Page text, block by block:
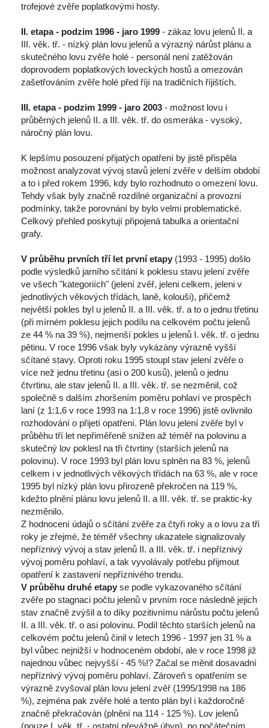
trofejové zvěře poplatkovými hosty.
II. etapa - podzim 1996 - jaro 1999 - zákaz lovu jelenů II. a
III. věk. tř. - nízký plán lovu jelenů a výrazný nárůst plánu a
kutečného lovu zvěře holé - personál není zatěžován
doprovodem poplatkových loveckých hostů a omezován
zašetřováním zvěře holé před říjí na tradičních říjištích.
III. etapa - podzim 1999 - jaro 2003 - možnost lovu i
průběrných jelenů II. a III. věk. tř. do osmeráka - vysoký,
náročný plán lovu.
K lepšímu posouzení přijatých opatření by jistě přispěla
možnost analyzovat vývoj stavů jelení zvěře v delším období
a to i před rokem 1996, kdy bylo rozhodnuto o omezení lovu.
Tehdy však byly značně rozdílné organizační a provozní
podmínky, takže porovnání by bylo velmi problematické.
Celkový přehled poskytují připojená tabulka a orientační
grafy.
V průběhu prvních tří let první etapy (1993 - 1995) došlo
podle výsledků jarního sčítání k poklesu stavu jelení zvěře
ve všech "kategoriích" (jelení zvěř, jeleni celkem, jeleni v
jednotlivých věkových třídách, laně, kolouši), přičemž
největší pokles byl u jelenů II. a III. věk. tř. a to o jednu třetinu
(při mírném poklesu jejich podílu na celkovém počtu jelenů
ze 44 % na 39 %), nejmenší pokles u jelenů I. věk. tř. o jednu
pětinu. V roce 1996 však byly vykázány výrazně vyšší
čítané stavy. Oproti roku 1995 stoupl stav jelení zvěře o
více než jednu třetinu (asi o 200 kusů), jelenů o jednu
čtvrtinu, ale stav jelenů II. a III. věk. tř. se nezměnil, což
polečně s dalším zhoršením poměru pohlaví ve prospěch
laní (z 1:1,6 v roce 1993 na 1:1,8 v roce 1996) jistě ovlivnilo
rozhodování o přijetí opatření. Plán lovu jelení zvěře byl v
průběhu tří let nepřiměřeně snížen až téměř na polovinu a
kutečný lov poklesl na tři čtvrtiny (starších jelenů na
polovinu). V roce 1993 byl plán lovu splněn na 83 %, jelenů
celkem i v jednotlivých věkových třídách na 63 %, ale v roce
1995 byl nízký plán lovu přirozeně překročen na 119 %,
kdežto plnění plánu lovu jelenů II. a III. věk. tř. se praktic-ky
nezměnilo.
Z hodnocení údajů o sčítání zvěře za čtyři roky a o lovu za tři
roky je zřejmé, že téměř všechny ukazatele signalizovaly
nepříznivý vývoj a stav jelenů II. a III. věk. tř. i nepříznivý
vývoj poměru pohlaví, a tak vyvolávaly potřebu přijmout
opatření k zastavení nepříznivého trendu.
V průběhu druhé etapy se podle vykazovaného sčítání
zvěře po stagnaci počtu jelenů v prvním roce následně jejich
tav značně zvýšil a to díky pozitivnímu nárůstu počtu jelenů
II. a III. věk. tř. o asi polovinu. Podíl těchto starších jelenů na
celkovém počtu jelenů činil v letech 1996 - 1997 jen 31 % a
byl vůbec nejnižší v hodnoceném období, ale v roce 1998 již
najednou vůbec nejvyšší - 45 %!? Začal se měnit dosavadní
nepříznivý vývoj poměru pohlaví. Zároveň s opatřením se
výrazně zvyšoval plán lovu jelení zvěř (1995/1998 na 186
%), zejména pak zvěře holé a tento plán byl i každoročně
značně překračován (plnění na 114 - 125 %). Lov jelenů
(pouze I. věk. tř. - ostatní převážně úhyn), po počátečním,